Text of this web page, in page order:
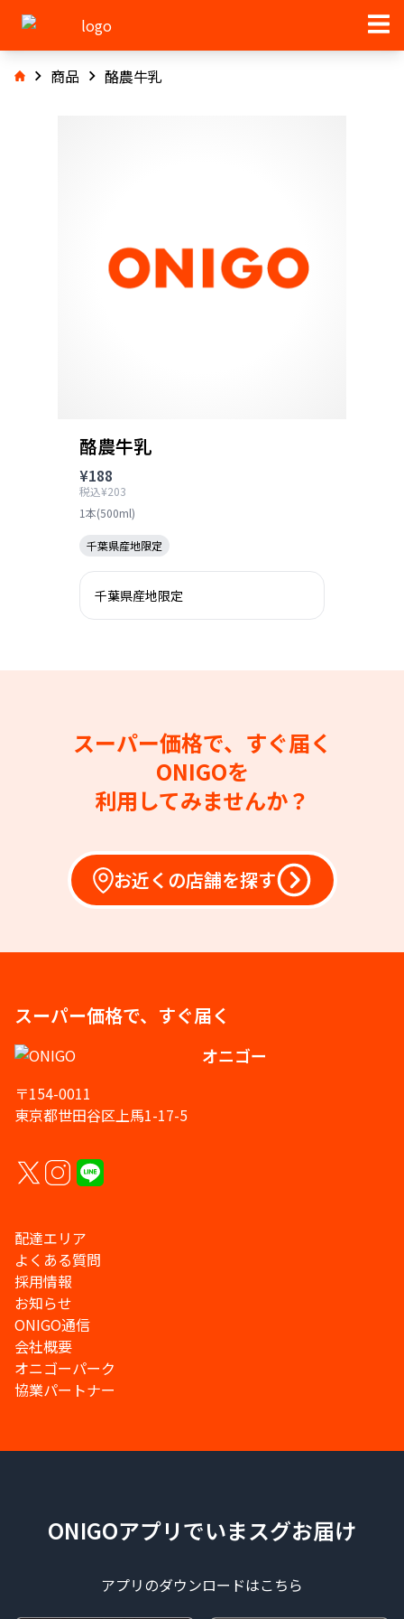
商品 酪農牛乳
酪農牛乳
¥188
税込¥203
1本(500ml)
千葉県産地限定
千葉県産地限定
スーパー価格で、すぐ届く
ONIGOを
利用してみませんか？
お近くの店舗を探す
スーパー価格で、すぐ届く
オニゴー
〒154-0011
東京都世田谷区上馬1-17-5
配達エリア
よくある質問
採用情報
お知らせ
ONIGO通信
会社概要
オニゴーパーク
協業パートナー
ONIGOアプリでいまスグお届け
アプリのダウンロードはこちら